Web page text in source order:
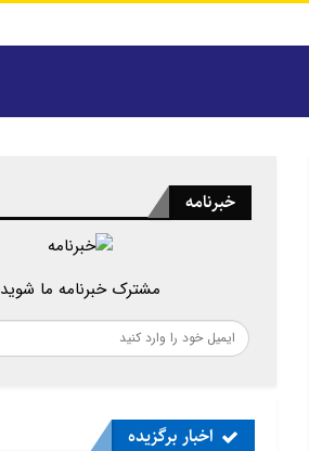
خبرنامه
مشترک خبرنامه ما شوید
اخبار برگزیده